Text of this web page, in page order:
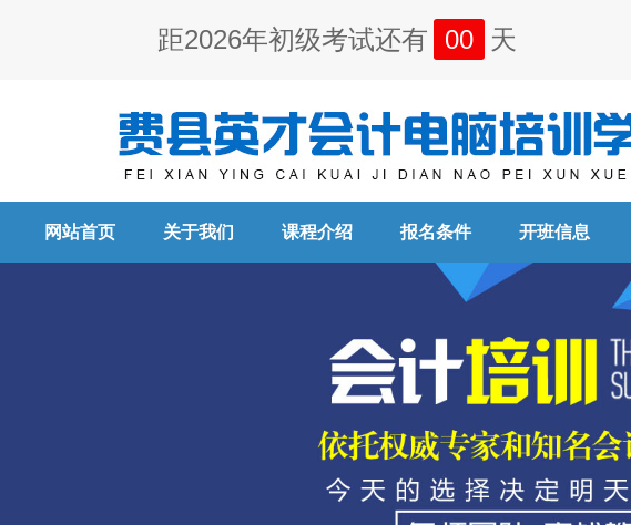
距2026年初级考试还有 00 天
网站首页 关于我们 课程介绍 报名条件 开班信息